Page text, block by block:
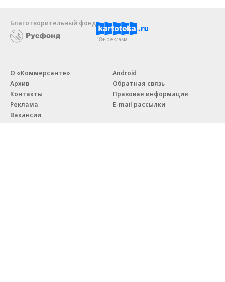
Благотворительный фонд
18+ реклама
О «Коммерсанте»
Архив
Контакты
Реклама
Вакансии
Android
Обратная связь
Правовая информация
E-mail рассылки